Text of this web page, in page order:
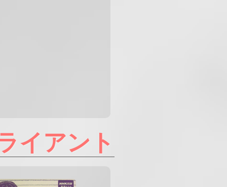
イアント